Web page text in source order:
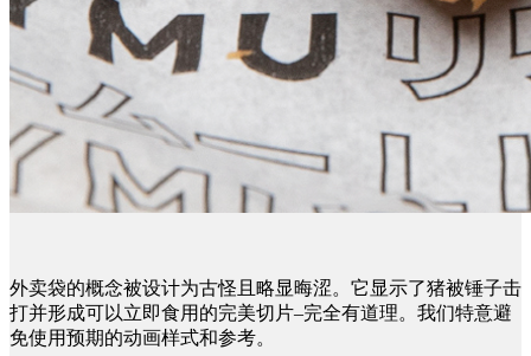
外卖袋的概念被设计为古怪且略显晦涩。它显示了猪被锤子击
打并形成可以立即食用的完美切片–完全有道理。我们特意避
免使用预期的动画样式和参考。